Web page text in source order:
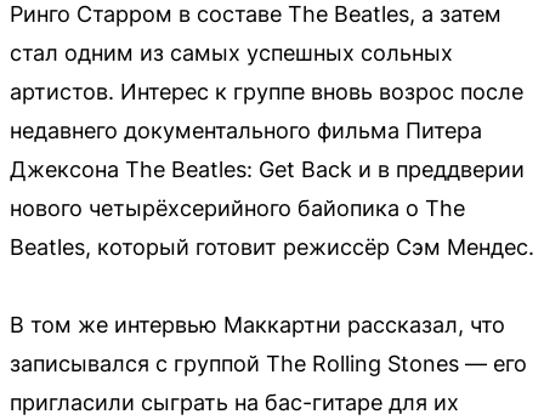
Ринго Старром в составе The Beatles, а затем
стал одним из самых успешных сольных
артистов. Интерес к группе вновь возрос после
недавнего документального фильма Питера
Джексона The Beatles: Get Back и в преддверии
нового четырёхсерийного байопика о The
Beatles, который готовит режиссёр Сэм Мендес.
В том же интервью Маккартни рассказал, что
записывался с группой The Rolling Stones — его
пригласили сыграть на бас-гитаре для их